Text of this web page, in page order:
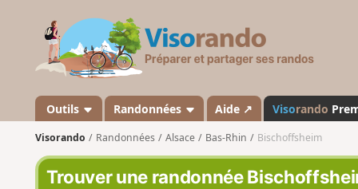
s
a
n
d
o
Outils Randonnées Aide ↗ Visorando
Visorando Randonnées Alsace Bas-Rhin Bischoffsheim
Trouver une randonnée